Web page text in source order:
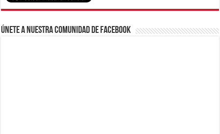
Únete a nuestra comunidad de Facebook